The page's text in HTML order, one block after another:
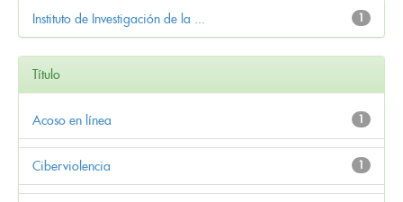
1
Instituto de Investigación de la ...
Título
1
Acoso en línea
1
Ciberviolencia